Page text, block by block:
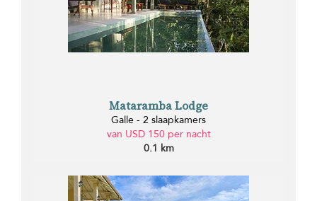
Mataramba Lodge
Galle - 2 slaapkamers
van USD 150 per nacht
0.1 km